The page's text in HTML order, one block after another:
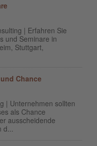
| Erfahren Sie
und Seminare in
Stuttgart,
Chance
| Unternehmen sollten
als Chance
ausscheidende
d...